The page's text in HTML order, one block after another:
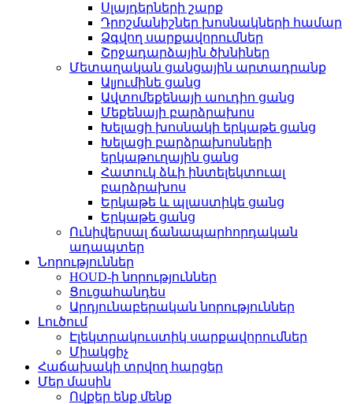
Սլայդերների շարք
Դրոշմանիշներ խոսնակների համար
Ձգվող սարքավորումներ
Շրջադարձային ծխնիներ
Մետաղական ցանցային արտադրանք
Ալյումինե ցանց
Ավտոմեքենայի աուդիո ցանց
Մեքենայի բարձրախոս
Խելացի խոսնակի երկաթե ցանց
Խելացի բարձրախոսների
երկաթուղային ցանց
Հատուկ ձևի ինտելեկտուալ
բարձրախոս
Երկաթե և պլաստիկե ցանց
Երկաթե ցանց
Ունիվերսալ ճանապարհորդական
ադապտեր
Նորություններ
HOUD-ի նորություններ
Ցուցահանդես
Արդյունաբերական նորություններ
Լուծում
Էլեկտրակուստիկ սարքավորումներ
Միակցիչ
Հաճախակի տրվող հարցեր
Մեր մասին
Ովքեր ենք մենք